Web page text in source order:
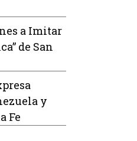
a Imitar
de San
y
Fe